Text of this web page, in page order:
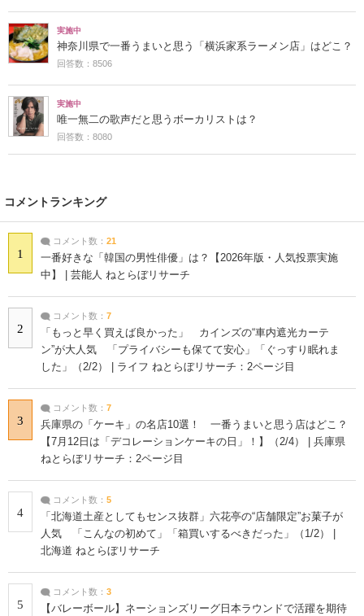
実施中
神奈川県で一番うまいと思う「横浜家系ラーメン店」はどこ？
回答数：8506
実施中
唯一無二の歌声だと思うボーカリストは？
回答数：8080
コメントランキング
1
コメント数： 21
一番好きな「韓国の男性俳優」は？【2026年版・人気投票実施
中】 | 芸能人 ねとらぼリサーチ
2
コメント数： 7
「もっと早く買えば良かった」 カインズの“車内遮光カーテ
ン”が大人気 「プライバシーも保てて安心」「ぐっすり眠れま
した」（2/2） | ライフ ねとらぼリサーチ：2ページ目
3
コメント数： 7
兵庫県の「ケーキ」の名店10選！ 一番うまいと思う店はどこ？
【7月12日は「デコレーションケーキの日」！】（2/4） | 兵庫県
ねとらぼリサーチ：2ページ目
4
コメント数： 5
「北海道土産としてもセンス抜群」六花亭の“店舗限定”お菓子が
人気 「こんなの初めて」「箱買いするべきだった」（1/2） |
北海道 ねとらぼリサーチ
5
コメント数： 3
【バレーボール】ネーションズリーグ日本ラウンドで活躍を期待